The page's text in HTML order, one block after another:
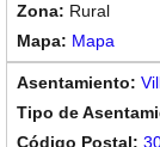
Rural
Mapa